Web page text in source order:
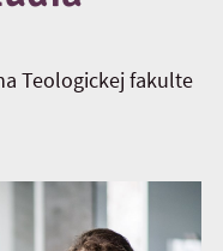
Teologickej fakulte